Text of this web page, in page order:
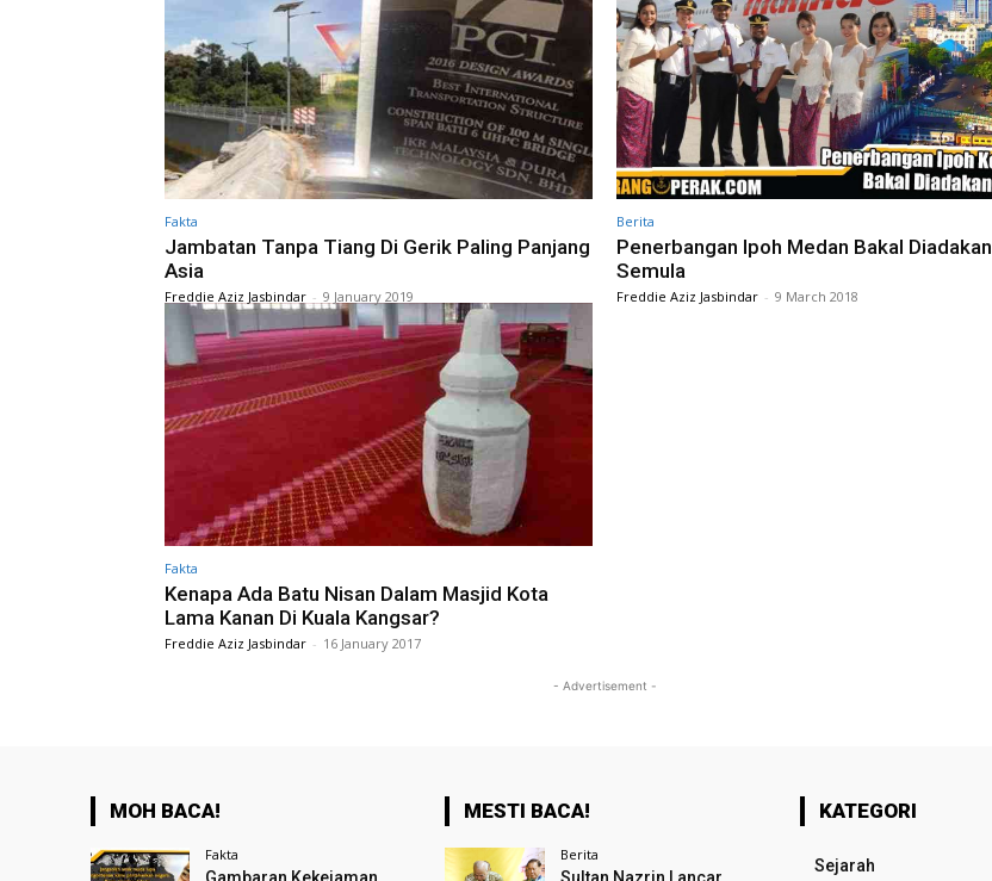
Fakta
Jambatan Tanpa Tiang Di Gerik Paling Panjang
Asia
Freddie Aziz Jasbindar - 9 January 2019
Berita
Penerbangan Ipoh Medan Bakal Diadakan
Semula
Freddie Aziz Jasbindar - 9 March 2018
Fakta
Kenapa Ada Batu Nisan Dalam Masjid Kota
Lama Kanan Di Kuala Kangsar?
Freddie Aziz Jasbindar - 16 January 2017
- Advertisement -
MOH BACA!
Fakta
MESTI BACA!
Berita
KATEGORI
Sejarah